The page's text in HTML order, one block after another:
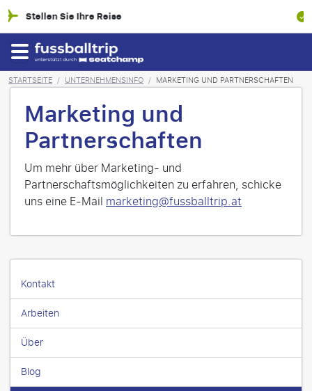
100% Finanzielle
STARTSEITE / UNTERNEHMENSINFO / MARKETING UND PARTNERSCHAFTEN
Kontakt
Arbeiten
Über
Blog
Marketing und
Partnerschaften
Um mehr über Marketing- und
Partnerschaftsmöglichkeiten zu erfahren, schicke
uns eine E-Mailmarketing@fussballtrip.at